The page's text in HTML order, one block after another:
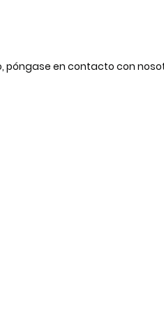
póngase en contacto con